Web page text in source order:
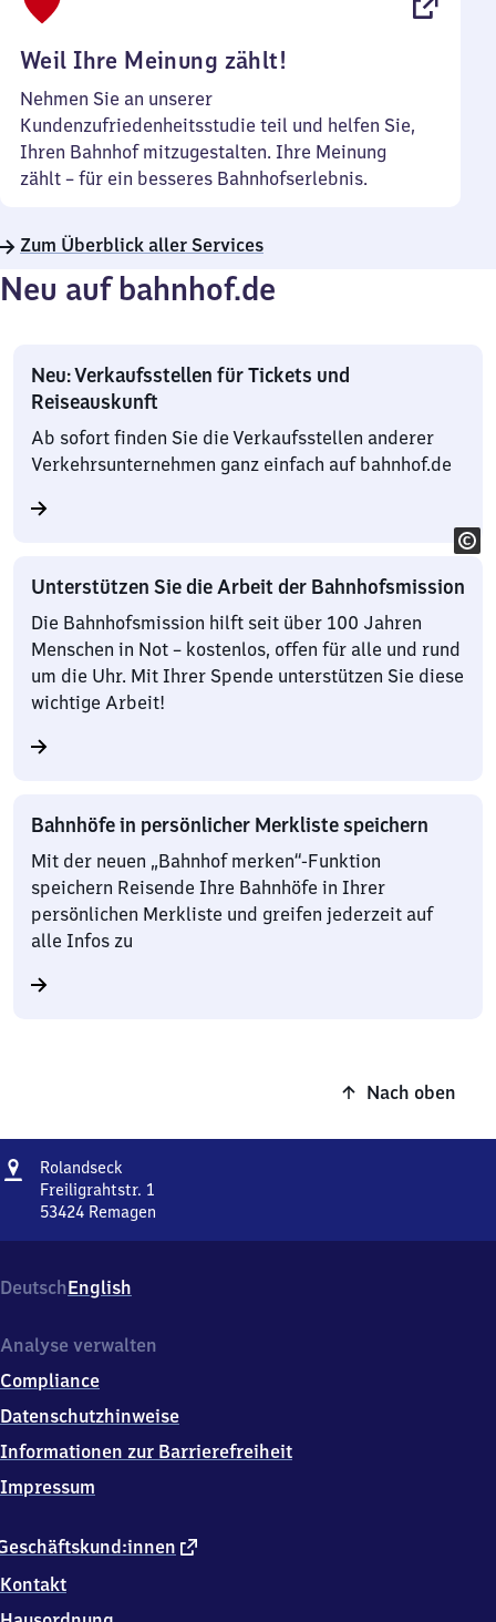
Weil Ihre Meinung zählt!
Nehmen Sie an unserer
Kundenzufriedenheitsstudie teil und helfen Sie,
Ihren Bahnhof mitzugestalten. Ihre Meinung
zählt – für ein besseres Bahnhofserlebnis.
Zum Überblick aller Services
Neu auf bahnhof.de
Neu: Verkaufsstellen für Tickets und
Reiseauskunft
Ab sofort finden Sie die Verkaufsstellen anderer
Verkehrsunternehmen ganz einfach auf bahnhof.de
Unterstützen Sie die Arbeit der Bahnhofsmission
Die Bahnhofsmission hilft seit über 100 Jahren
Menschen in Not – kostenlos, offen für alle und rund
um die Uhr. Mit Ihrer Spende unterstützen Sie diese
wichtige Arbeit!
Bahnhöfe in persönlicher Merkliste speichern
Mit der neuen „Bahnhof merken“-Funktion
speichern Reisende Ihre Bahnhöfe in Ihrer
persönlichen Merkliste und greifen jederzeit auf
alle Infos zu
Nach oben
Adresse
Rolandseck
Freiligrahtstr. 1
53424 Remagen
1,
5
4
4
Remagen
DeutschEnglish
externer
Kontakt
Analyse verwalten
Compliance
Datenschutzhinweise
Informationen zur Barrierefreiheit
Impressum